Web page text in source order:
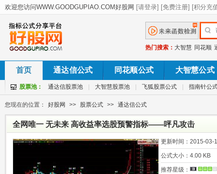
热门搜索： 大智慧 同花顺
首页 通达信公式 同花顺公式 大智慧公式
股票池： 通达信股票池 大智慧股票池 飞狐股票公式 指南针公
您现在的位置： 好股网 >> 股票公式 >> 通达信公式
全网唯一 无未来 高收益率选股预警指标——呯凡攻击
更新时间： 2015-03-
公式大小： 4.00 KB
推荐星级：